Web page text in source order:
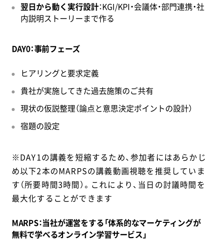
翌日から動く実行設計：KGI/KPI・会議体・部門連携・社
内説明ストーリーまで作る
DAY0：事前フェーズ
ヒアリングと要求定義
貴社が実施してきた過去施策のご共有
現状の仮説整理（論点と意思決定ポイントの設計）
宿題の設定
※DAY1の講義を短縮するため、参加者にはあらかじ
め以下2本のMARPSの講義動画視聴を推奨していま
す（所要時間3時間）。これにより、当日の討議時間を
最大化することができます
MARPS：当社が運営をする「体系的なマーケティングが
無料で学べるオンライン学習サービス」